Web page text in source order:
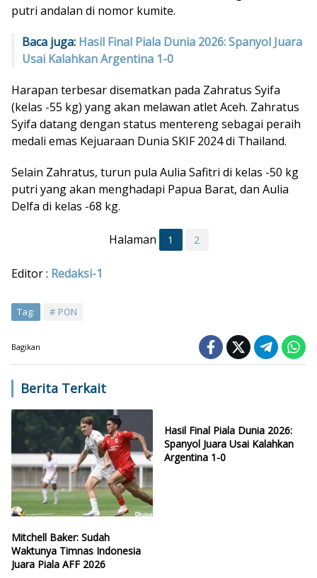
putri andalan di nomor kumite.
Baca juga: Hasil Final Piala Dunia 2026: Spanyol Juara
Usai Kalahkan Argentina 1-0
Harapan terbesar disematkan pada Zahratus Syifa
(kelas -55 kg) yang akan melawan atlet Aceh. Zahratus
Syifa datang dengan status mentereng sebagai peraih
medali emas Kejuaraan Dunia SKIF 2024 di Thailand.
Selain Zahratus, turun pula Aulia Safitri di kelas -50 kg
putri yang akan menghadapi Papua Barat, dan Aulia
Delfa di kelas -68 kg.
Halaman 1 2
Editor : Redaksi-1
Tag: PON
Bagikan
Berita Terkait
Mitchell Baker: Sudah
Waktunya Timnas Indonesia
Juara Piala AFF 2026
Hasil Final Piala Dunia 2026:
Spanyol Juara Usai Kalahkan
Argentina 1-0